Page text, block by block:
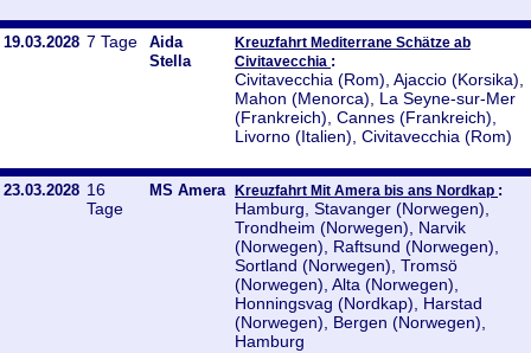
19.03.2028 7 Tage
Aida
Stella
Kreuzfahrt Mediterrane Schätze ab
Civitavecchia :
Civitavecchia (Rom), Ajaccio (Korsika),
Mahon (Menorca), La Seyne-sur-Mer
(Frankreich), Cannes (Frankreich),
Livorno (Italien), Civitavecchia (Rom)
23.03.2028 16
Tage
MS Amera Kreuzfahrt Mit Amera bis ans Nordkap :
Hamburg, Stavanger (Norwegen),
Trondheim (Norwegen), Narvik
(Norwegen), Raftsund (Norwegen),
Sortland (Norwegen), Tromsö
(Norwegen), Alta (Norwegen),
Honningsvag (Nordkap), Harstad
(Norwegen), Bergen (Norwegen),
Hamburg